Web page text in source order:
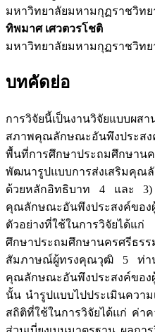
มหาวิทยาลัยมหามกุฏราชวิทย
ทิพมาศ เศวตวรโชติ
มหาวิทยาลัยมหามกุฏราชวิทย
บทคัดย่อ
การวิจัยนี้เป็นงานวิจัยแบบผส
สภาพคุณลักษณะอันพึงประสง
พื้นที่การศึกษาประถมศึกษา
พัฒนารูปแบบการส่งเสริมคุณ
ด้วยหลักอิทธิบาท 4 และ 3)
คุณลักษณะอันพึงประสงค์ขอ
ตัวอย่างที่ใช้ในการวิจัยได้แ
ศึกษาประถมศึกษานครศรีธรร
สัมภาษณ์ผู้ทรงคุณวุฒิ 5 ท่าน
คุณลักษณะอันพึงประสงค์ขอ
นั้น นำรูปแบบไปประเมินควา
สถิติที่ใช้ในการวิจัยได้แก่ ค่